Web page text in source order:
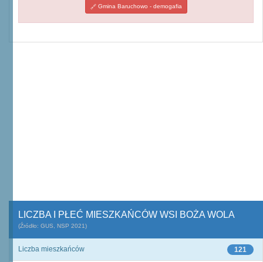
Gmina Baruchowo - demogafia
LICZBA I PŁEĆ MIESZKAŃCÓW WSI BOŻA WOLA
(Źródło: GUS, NSP 2021)
121
Liczba mieszkańców